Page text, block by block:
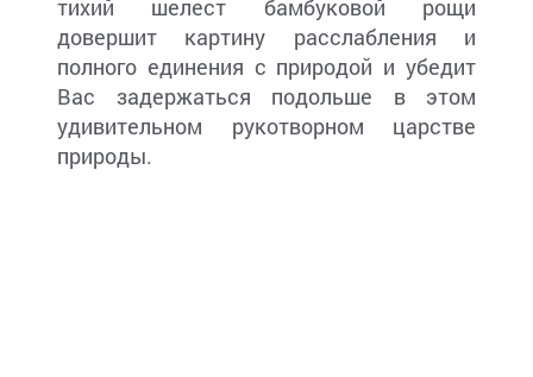
тихий шелест бамбуковой рощи
довершит картину расслабления и
полного единения с природой и убедит
Вас задержаться подольше в этом
удивительном рукотворном царстве
природы.